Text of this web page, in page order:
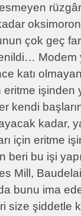
çok geç
Modem
katı
eritme işinden
kendi
kadar,
için eritme
beri bu işi
Mill,
bunu ima
şiddetle